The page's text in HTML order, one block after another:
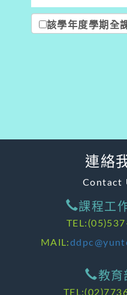
該學年度學期全
連絡
Contact
課程工
MAIL:
教育